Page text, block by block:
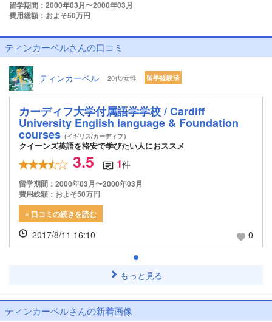
留学期間：2000年03月〜2000年03月
費用総額：およそ50万円
ティンカーベルさんの口コミ
ティンカーベル 20代/女性 留学経験済
カーディフ大学付属語学学校 / Cardiff
University English language & Foundation
courses （イギリス/カーディフ）
クイーンズ英語を格安で学びたい人におススメ
3.5 1件
留学期間：2000年03月〜2000年03月
費用総額：およそ50万円
» 口コミの続きを読む
2017/8/11 16:10 0
もっと見る
ティンカーベルさんの新着画像